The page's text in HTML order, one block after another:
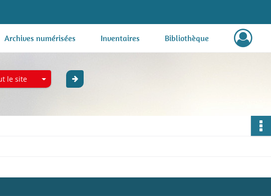
Archives numérisées Inventaires Bibliothèque
le site